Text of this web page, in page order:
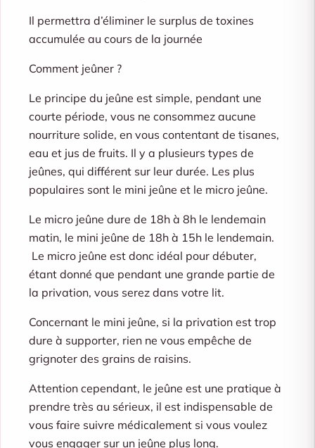
Il permettra d’éliminer le surplus de toxines
accumulée au cours de la journée
Comment jeûner ?
Le principe du jeûne est simple, pendant une
courte période, vous ne consommez aucune
nourriture solide, en vous contentant de tisanes,
eau et jus de fruits. Il y a plusieurs types de
jeûnes, qui différent sur leur durée. Les plus
populaires sont le mini jeûne et le micro jeûne.
Le micro jeûne dure de 18h à 8h le lendemain
matin, le mini jeûne de 18h à 15h le lendemain.
Le micro jeûne est donc idéal pour débuter,
étant donné que pendant une grande partie de
la privation, vous serez dans votre lit.
Concernant le mini jeûne, si la privation est trop
dure à supporter, rien ne vous empêche de
grignoter des grains de raisins.
Attention cependant, le jeûne est une pratique à
prendre très au sérieux, il est indispensable de
vous faire suivre médicalement si vous voulez
vous engager sur un jeûne plus long.